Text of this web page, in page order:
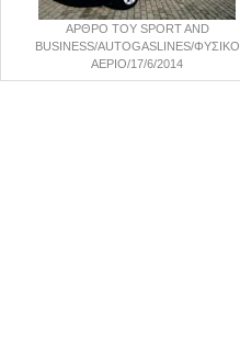
ΑΡΘΡΟ ΤΟΥ SPORT AND
BUSINESS/AUTOGASLINES/ΦΥΣΙΚΟ
ΑΕΡΙΟ/17/6/2014